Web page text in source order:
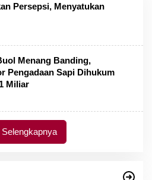
Persepsi, Menyatukan
Menang Banding,
Pengadaan Sapi Dihukum
Miliar
Selengkapnya